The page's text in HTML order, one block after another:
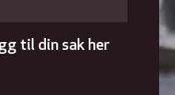
til din sak her